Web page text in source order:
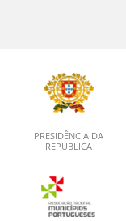
PRESIDÊNCIA DA
REPÚBLICA